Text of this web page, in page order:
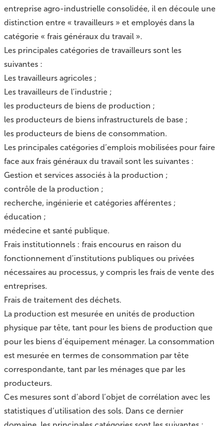
entreprise agro-industrielle consolidée, il en découle une
distinction entre « travailleurs » et employés dans la
catégorie « frais généraux du travail ».
Les principales catégories de travailleurs sont les
suivantes :
Les travailleurs agricoles ;
Les travailleurs de l’industrie ;
les producteurs de biens de production ;
les producteurs de biens infrastructurels de base ;
les producteurs de biens de consommation.
Les principales catégories d’emplois mobilisées pour faire
face aux frais généraux du travail sont les suivantes :
Gestion et services associés à la production ;
contrôle de la production ;
recherche, ingénierie et catégories afférentes ;
éducation ;
médecine et santé publique.
Frais institutionnels : frais encourus en raison du
fonctionnement d’institutions publiques ou privées
nécessaires au processus, y compris les frais de vente des
entreprises.
Frais de traitement des déchets.
La production est mesurée en unités de production
physique par tête, tant pour les biens de production que
pour les biens d’équipement ménager. La consommation
est mesurée en termes de consommation par tête
correspondante, tant par les ménages que par les
producteurs.
Ces mesures sont d’abord l’objet de corrélation avec les
statistiques d’utilisation des sols. Dans ce dernier